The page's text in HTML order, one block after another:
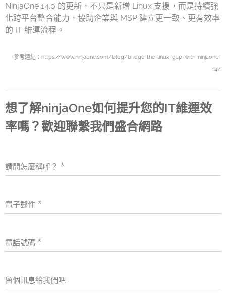
NinjaOne 14.0 的更新，不只是新增 Linux 支援，而是持續強
化跨平台整合能力，協助企業與 MSP 建立更一致、更有效率
的 IT 維運流程。
參考連結：https://www.ninjaone.com/blog/bridge-the-linux-gap-with-ninjaone-
14/
想了解ninjaOne如何提升您的IT維運效
率嗎？歡迎聯繫我們盛合網路
請問怎麼稱呼？
電子郵件
電話號碼
留個訊息給我們吧